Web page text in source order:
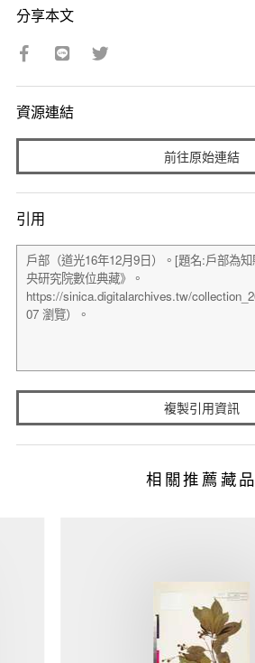
分享本文
資源連結
前往原始連結
引用
複製引用資訊
相關推薦藏品